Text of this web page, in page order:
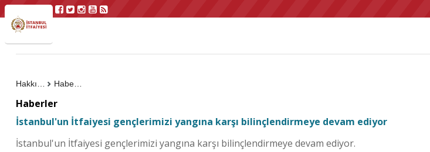
Haberler
Haberler
İstanbul'un İtfaiyesi gençlerimizi yangına karşı bilinçlendirmeye devam ediyor
İstanbul'un İtfaiyesi gençlerimizi yangına karşı bilinçlendirmeye devam ediyor.